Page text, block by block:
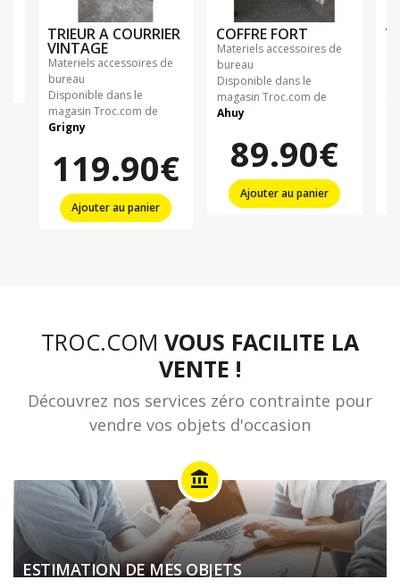
TRIEUR A COURRIER
VINTAGE
materiels accessoires de
bureau
Disponible dans le
magasin Troc.com de
Grigny
119.90€
Ajouter au panier
COFFRE FORT
materiels accessoires de
bureau
Disponible dans le
magasin Troc.com de
Ahuy
89.90€
Ajouter au panier
TROC.COM VOUS FACILITE LA
VENTE !
Découvrez nos services zéro contrainte pour
vendre vos objets d'occasion
account_balance
ESTIMATION DE MES OBJETS